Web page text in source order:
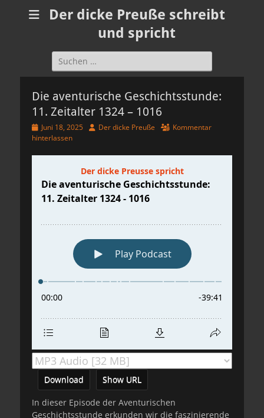
Der dicke Preuße schreibt
und spricht
Suchen
nach:
Die aventurische Geschichtsstunde:
11. Zeitalter 1324 – 1016
Veröffentlicht
am
Juni 18, 2025 AutorDer dicke Preuße
Kommentar
hinterlassen
Download Show URL
In dieser Episode der Aventurischen
Geschichtsstunde erkunden wir die faszinierende